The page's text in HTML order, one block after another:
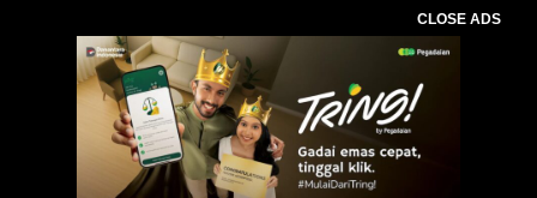
CLOSE ADS